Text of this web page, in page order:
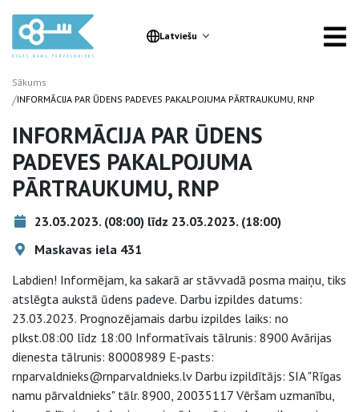
Latviešu
Sākums
/INFORMĀCIJA PAR ŪDENS PADEVES PAKALPOJUMA PĀRTRAUKUMU, RNP
INFORMĀCIJA PAR ŪDENS
PADEVES PAKALPOJUMA
PĀRTRAUKUMU, RNP
23.03.2023. (08:00) līdz 23.03.2023. (18:00)
Maskavas iela 431
Labdien! Informējam, ka sakarā ar stāvvadā posma maiņu, tiks
atslēgta aukstā ūdens padeve. Darbu izpildes datums:
23.03.2023. Prognozējamais darbu izpildes laiks: no
plkst.08:00 līdz 18:00 Informatīvais tālrunis: 8900 Avārijas
dienesta tālrunis: 80008989 E-pasts:
rnparvaldnieks@rnparvaldnieks.lv Darbu izpildītājs: SIA "Rīgas
namu pārvaldnieks" tālr. 8900, 20035117 Vēršam uzmanību,